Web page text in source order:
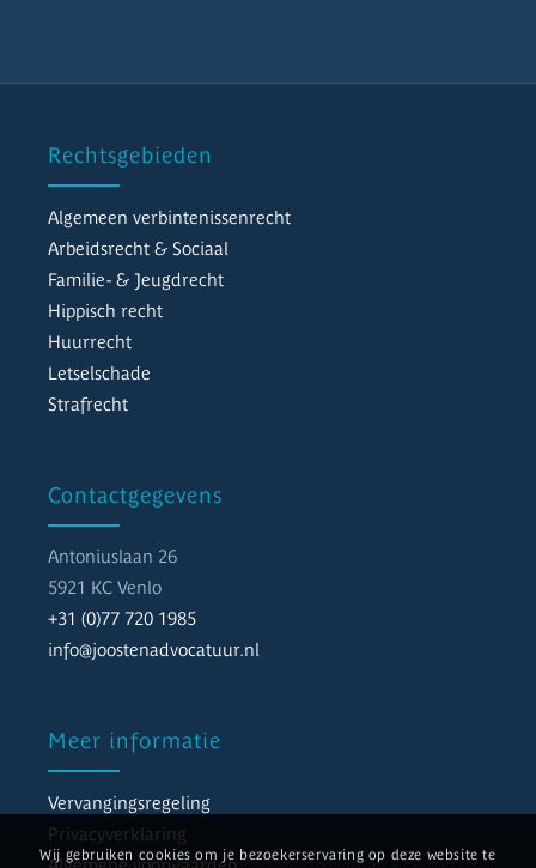
Rechtsgebieden
Algemeen verbintenissenrecht
Arbeidsrecht & Sociaal
Familie- & Jeugdrecht
Hippisch recht
Huurrecht
Letselschade
Strafrecht
Contactgegevens
Antoniuslaan 26
5921 KC Venlo
+31 (0)77 720 1985
info@joostenadvocatuur.nl
Meer informatie
Vervangingsregeling
Privacyverklaring
Wij gebruiken cookies om je bezoekerservaring op deze website te